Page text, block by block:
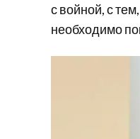
с войной, с
необходимо